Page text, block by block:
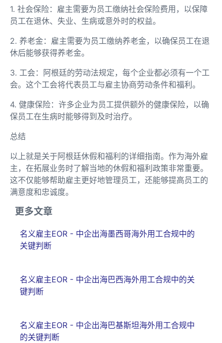
1. 社会保险：雇主需要为员工缴纳社会保险费用，以保障
员工在退休、失业、生病或意外时的权益。
2. 养老金：雇主需要为员工缴纳养老金，以确保员工在退
休后能够获得养老金。
3. 工会：阿根廷的劳动法规定，每个企业都必须有一个工
会。这个工会将代表员工与雇主协商劳动条件和福利。
4. 健康保险：许多企业为员工提供额外的健康保险，以确
保员工在生病时能够得到及时治疗。
总结
以上就是关于阿根廷休假和福利的详细指南。作为海外雇
主，在拓展业务时了解当地的休假和福利政策非常重要。
这不仅能够帮助雇主更好地管理员工，还能够提高员工的
满意度和忠诚度。
更多文章
名义雇主EOR - 中企出海墨西哥海外用工合规中的
关键判断
名义雇主EOR - 中企出海巴西海外用工合规中的关
键判断
名义雇主EOR - 中企出海巴基斯坦海外用工合规中
的关键判断